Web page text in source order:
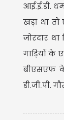
आई.ई.डी.
खड़ा था
जोरदार
गाड़ियों के
बीएसएफ के
डी.जी.पी.